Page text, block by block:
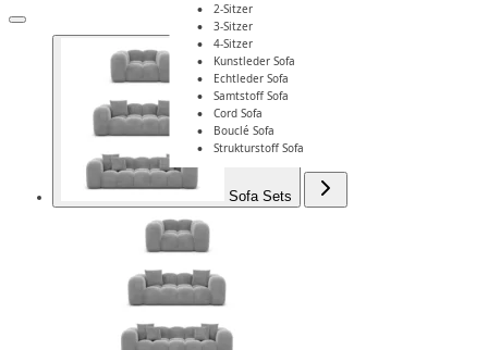
2-Sitzer
3-Sitzer
4-Sitzer
Kunstleder Sofa
Echtleder Sofa
Samtstoff Sofa
Cord Sofa
Bouclé Sofa
Strukturstoff Sofa
Sofa Sets